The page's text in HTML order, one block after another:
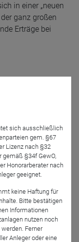
in einer „neuen
ganz großen
Erträge bei
sich ausschließlich
gem. §67
Lizenz nach §32
gemäß §34f GewO,
Honorarberater nach
geeignet.
keine Haftung für
Bitte bestätigen
Informationen
nutzen noch
Ferner
Anleger oder eine